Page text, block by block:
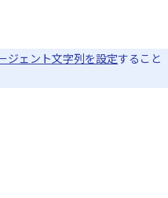
ジェント文字列を設定すること